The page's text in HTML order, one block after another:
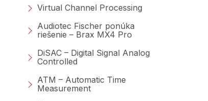
Virtual Channel Processing
Audiotec Fischer ponúka
riešenie – Brax MX4 Pro
DiSAC – Digital Signal Analog
Controlled
ATM – Automatic Time
Measurement